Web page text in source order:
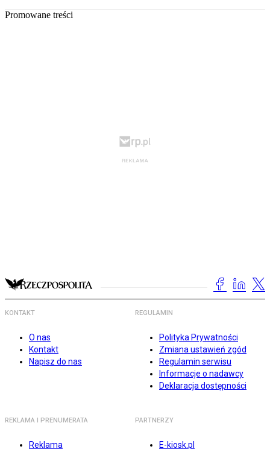
Promowane treści
KONTAKT
O nas
Kontakt
Napisz do nas
REGULAMIN
Polityka Prywatności
Zmiana ustawień zgód
Regulamin serwisu
Informacje o nadawcy
Deklaracja dostępności
REKLAMA I PRENUMERATA
Reklama
PARTNERZY
E-kiosk.pl